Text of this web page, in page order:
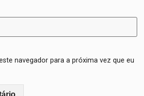
navegador para a próxima vez que eu